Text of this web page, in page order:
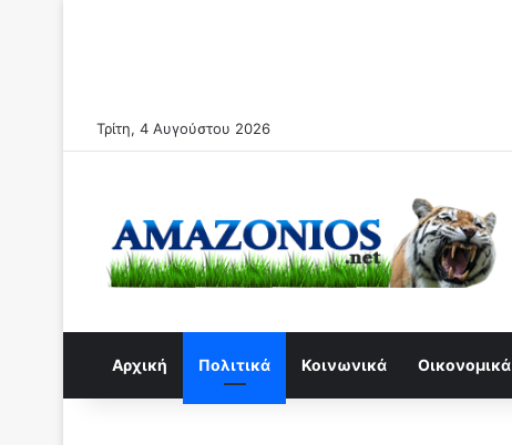
Τρίτη, 4 Αυγούστου 2026
Αρχική Πολιτικά Κοινωνικά Οικονομικά